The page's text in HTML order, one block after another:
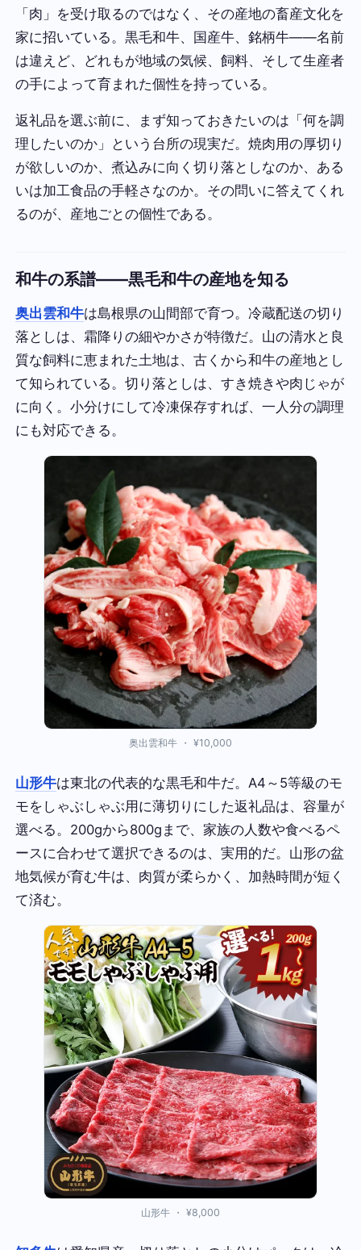
「肉」を受け取るのではなく、その産地の畜産文化を
家に招いている。黒毛和牛、国産牛、銘柄牛——名前
は違えど、どれもが地域の気候、飼料、そして生産者
の手によって育まれた個性を持っている。
返礼品を選ぶ前に、まず知っておきたいのは「何を調
理したいのか」という台所の現実だ。焼肉用の厚切り
が欲しいのか、煮込みに向く切り落としなのか、ある
いは加工食品の手軽さなのか。その問いに答えてくれ
るのが、産地ごとの個性である。
和牛の系譜——黒毛和牛の産地を知る
奥出雲和牛は島根県の山間部で育つ。冷蔵配送の切り
落としは、霜降りの細やかさが特徴だ。山の清水と良
質な飼料に恵まれた土地は、古くから和牛の産地とし
て知られている。切り落としは、すき焼きや肉じゃが
に向く。小分けにして冷凍保存すれば、一人分の調理
にも対応できる。
奥出雲和牛 ・ ¥10,000
山形牛は東北の代表的な黒毛和牛だ。A4～5等級のモ
モをしゃぶしゃぶ用に薄切りにした返礼品は、容量が
選べる。200gから800gまで、家族の人数や食べるペ
ースに合わせて選択できるのは、実用的だ。山形の盆
地気候が育む牛は、肉質が柔らかく、加熱時間が短く
て済む。
山形牛 ・ ¥8,000